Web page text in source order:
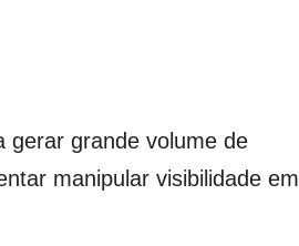
gerar grande volume de
manipular visibilidade em